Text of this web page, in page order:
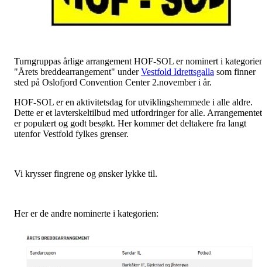
Turngruppas årlige arrangement HOF-SOL er nominert i
"Årets breddearrangement" underVestfold Idrettsgalla som finner
sted på Oslofjord Convention Center 2.november i år.
HOF-SOL er en aktivitetsdag for utviklingshemmede i alle aldre.
Dette er et lavterskeltilbud med utfordringer for alle. Arrangementet
er populært og godt besøkt. Her kommer det deltakere fra langt
utenfor Vestfold fylkes grenser.
Vi krysser fingrene og ønsker lykke til.
Her er de andre nominerte i kategorien: